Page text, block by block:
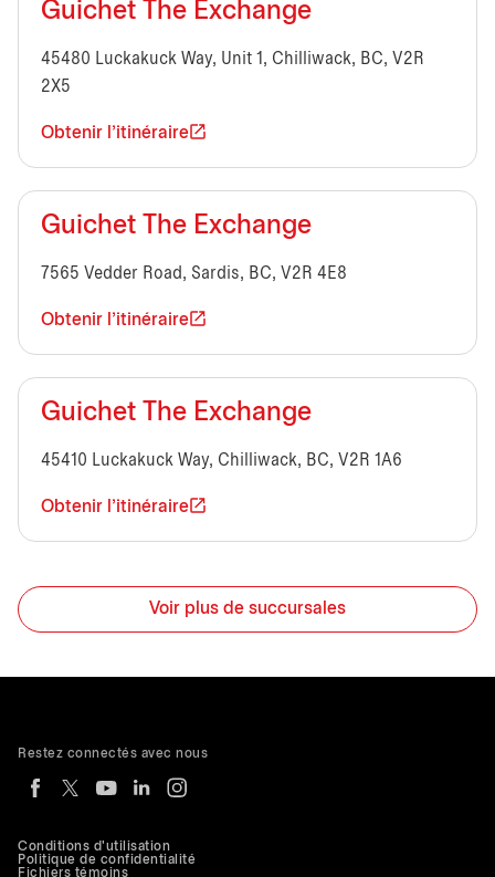
Guichet The Exchange
45480 Luckakuck Way, Unit 1, Chilliwack, BC, V2R
2X5
Obtenir l'itinéraire
Guichet The Exchange
7565 Vedder Road, Sardis, BC, V2R 4E8
Obtenir l'itinéraire
Guichet The Exchange
45410 Luckakuck Way, Chilliwack, BC, V2R 1A6
Obtenir l'itinéraire
Voir plus de succursales
Conditions d'utilisation
Politique de confidentialité
Fichiers témoins
Restez connectés avec nous